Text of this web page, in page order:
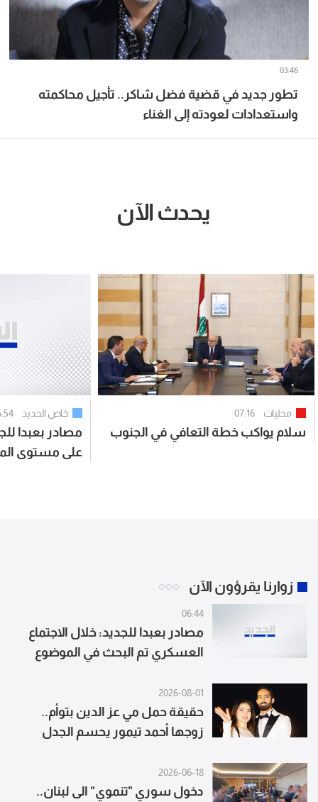
تطور جديد في قضية فضل شاكر.. تأجيل محاكمته
واستعدادات لعودته إلى الغناء
03:46
يحدث الآن
محليات 07:16
سلام يواكب خطة التعافي في الجنوب
خاص الجديد
مصادر بعبدا
على مستوى
زوارنا يقرؤون الآن
06:44
مصادر بعبدا للجديد: خلال الاجتماع
العسكري تم البحث في الموضوع
والمفردات والعبارات العسكرية
2026-08-01
حقيقة حمل مي عز الدين بتوأم..
زوجها أحمد تيمور يحسم الجدل
2026-06-18
دخول سوري "تنموي" الى لبنان..